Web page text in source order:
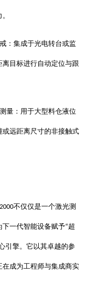
：集成于光电转台或监
离目标进行自动定位与跟
量：用于大型料仓液位
或远距离尺寸的非接触式
不仅仅是一个激光测
下一代智能设备赋予“超
引擎。它以其卓越的参
在成为工程师与集成商实